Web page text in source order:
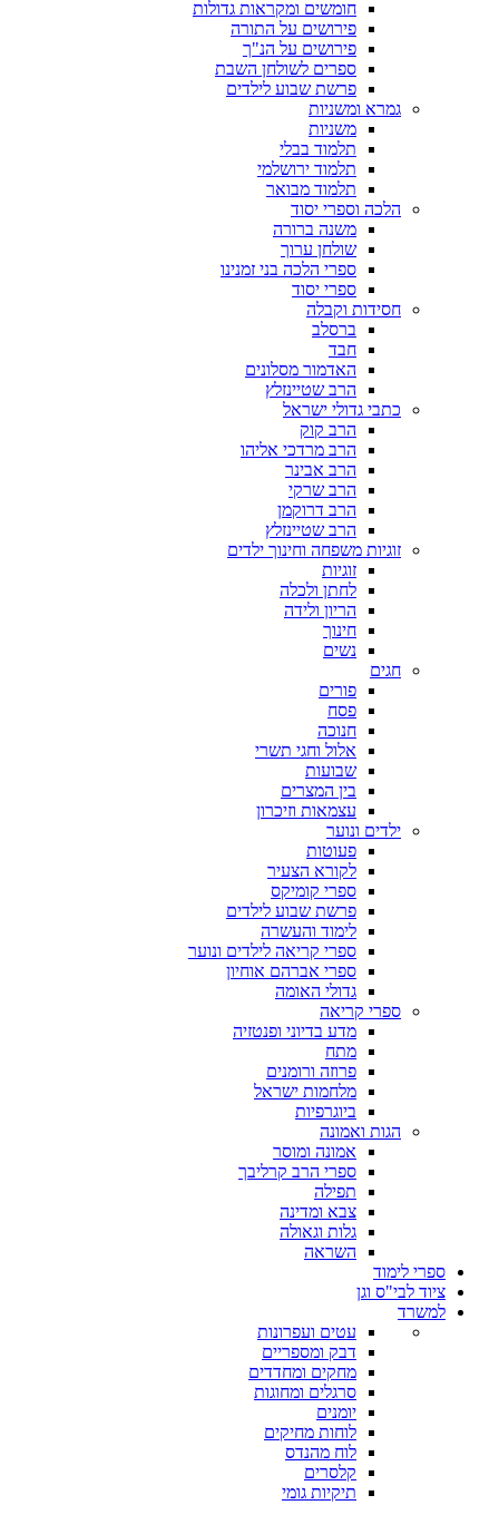
חומשים ומקראות גדולות
פירושים על התורה
פירושים על הנ"ך
ספרים לשולחן השבת
פרשת שבוע לילדים
גמרא ומשניות
משניות
תלמוד בבלי
תלמוד ירושלמי
תלמוד מבואר
הלכה וספרי יסוד
משנה ברורה
שולחן ערוך
ספרי הלכה בני זמנינו
ספרי יסוד
חסידות וקבלה
ברסלב
חבד
האדמור מסלונים
הרב שטיינזלץ
כתבי גדולי ישראל
הרב קוק
הרב מרדכי אליהו
הרב אבינר
הרב שרקי
הרב דרוקמן
הרב שטיינזלץ
זוגיות משפחה וחינוך ילדים
זוגיות
לחתן ולכלה
הריון ולידה
חינוך
נשים
חגים
פורים
פסח
חנוכה
אלול וחגי תשרי
שבועות
בין המצרים
עצמאות וזיכרון
ילדים ונוער
פעוטות
לקורא הצעיר
ספרי קומיקס
פרשת שבוע לילדים
לימוד והעשרה
ספרי קריאה לילדים ונוער
ספרי אברהם אוחיון
גדולי האומה
ספרי קריאה
מדע בדיוני ופנטזיה
מתח
פרוזה ורומנים
מלחמות ישראל
ביוגרפיות
הגות ואמונה
אמונה ומוסר
ספרי הרב קרליבך
תפילה
צבא ומדינה
גלות וגאולה
השראה
ספרי לימוד
ציוד לבי"ס וגן
למשרד
עטים ועפרונות
דבק ומספריים
מחקים ומחדדים
סרגלים ומחוגות
יומנים
לוחות מחיקים
לוח מהנדס
קלסרים
תיקיות גומי